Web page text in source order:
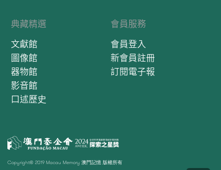
又何必生亮相同。叫中軍，你們快把文房備用（介）待我寫
下遺表，奏上主公。 （慢板） X 、、Ｌ XＬ 、Ｌ X Ｌ、ＬX
、ＬＬXＬＬＬ臣自少， 蒙 吾主， 恩 如 山 重 X 、、Ｌ XＬ
、ＬXＬ、ＬX、ＬＬ XＬＬＬ本該要， 圖 報效，我 的 主 公
（XＬＬＬXＬＬＬＸＬＬＬ）X 、、ＬXＬ、、（XＬＬＬ）
X Ｌ、ＬX 、ＬＬ這都是，俺 無才， 錯 把 計XＬＬＬX 、、
ＬXＬ、、XＬＬＬ弄 一心心 謀 荊州， XＬ、ＬＸ、ＬＬＸ
誰料天 命 不 從。 （中板） Ｘ Ｘ Ｘ Ｘ Ｘ Ｘ Ｘ Ｘ Ｘ Ｘ 倘
Ｘ Ｘ Ｘ ＸＸ Ｘ Ｘ Ｘ功。 伏 望着我的吳侯 來 錄用； 龍 韜
豹略 Ｘ Ｘ鎮 江東。 （包才）（花）寫罷了遺表，我心血再
來潮湧；舉頭只覺雙眼朦朧。叫聲周泰甘甯和丁奉，徐盛韓
典藏精選
文獻館
圖像館
器物館
影音館
口述歷史
會員服務
會員登入
新會員註冊
訂閱電子報
Copyright© 2019 Macau Memory 澳門記憶 版權所有